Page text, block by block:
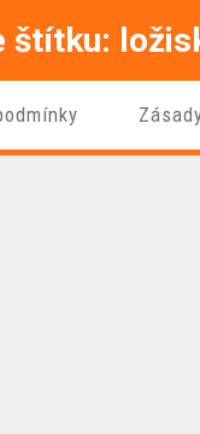
štítku: